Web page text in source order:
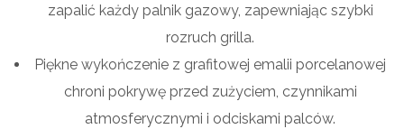
zapalić każdy palnik gazowy, zapewniając szybki
rozruch grilla.
Piękne wykończenie z grafitowej emalii porcelanowej
chroni pokrywę przed zużyciem, czynnikami
atmosferycznymi i odciskami palców.